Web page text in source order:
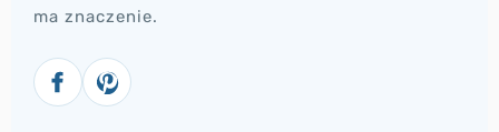
ma znaczenie.